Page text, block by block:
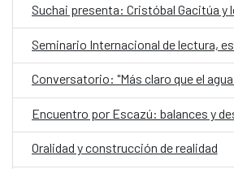
Oralidad y construcción de realidad